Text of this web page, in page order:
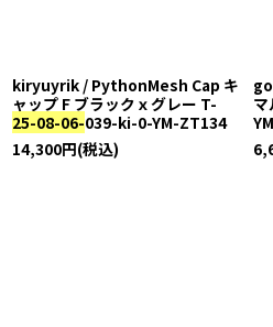
絞り込
kiryuyrik / PythonMesh Cap キ
ャップ F ブラックｘグレー T-
25-08-06-039-ki-0-YM-ZT134
14,300円(税込)